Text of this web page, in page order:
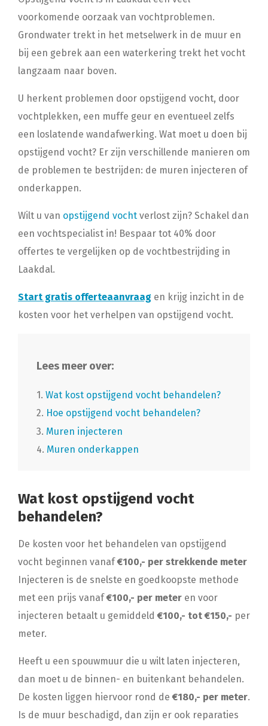
voorkomende oorzaak van vochtproblemen.
Grondwater trekt in het metselwerk in de muur en
bij een gebrek aan een waterkering trekt het vocht
langzaam naar boven.
U herkent problemen door opstijgend vocht, door
vochtplekken, een muffe geur en eventueel zelfs
een loslatende wandafwerking. Wat moet u doen bij
opstijgend vocht? Er zijn verschillende manieren om
de problemen te bestrijden: de muren injecteren of
onderkappen.
Wilt u van opstijgend vocht verlost zijn? Schakel dan
een vochtspecialist in! Bespaar tot 40% door
offertes te vergelijken op de vochtbestrijding in
Laakdal.
Start gratis offerteaanvraag en krijg inzicht in de
kosten voor het verhelpen van opstijgend vocht.
Lees meer over:
1. Wat kost opstijgend vocht behandelen?
2. Hoe opstijgend vocht behandelen?
3. Muren injecteren
4. Muren onderkappen
Wat kost opstijgend vocht
behandelen?
De kosten voor het behandelen van opstijgend
vocht beginnen vanaf€100,- per strekkende meter
Injecteren is de snelste en goedkoopste methode
met een prijs vanaf€100,- per meter en voor
injecteren betaalt u gemiddeld€100,- tot €150,- per
meter.
Heeft u een spouwmuur die u wilt laten injecteren,
dan moet u de binnen- en buitenkant behandelen.
De kosten liggen hiervoor rond de€180,- per meter.
Is de muur beschadigd, dan zijn er ook reparaties